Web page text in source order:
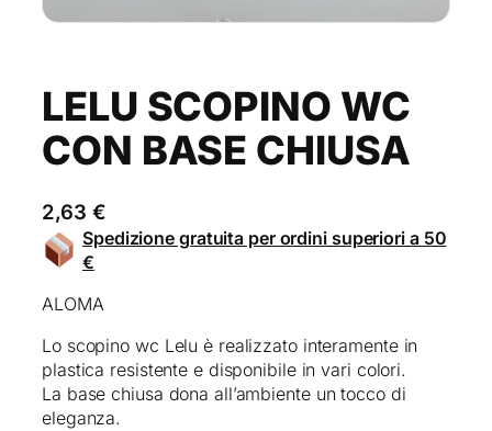
LELU SCOPINO WC
CON BASE CHIUSA
2,63 €
Spedizione gratuita per ordini superiori a 50
€
ALOMA
Lo scopino wc Lelu è realizzato interamente in
plastica resistente e disponibile in vari colori.
La base chiusa dona all’ambiente un tocco di
eleganza.